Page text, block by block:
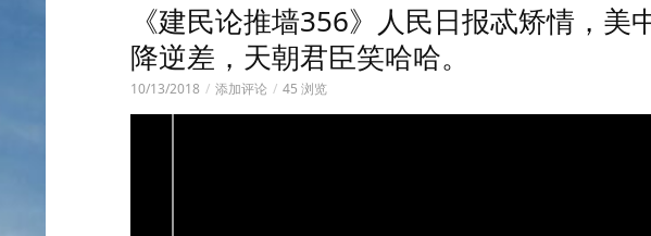
《建民论推墙356》人民日报忒矫情，美
降逆差，天朝君臣笑哈哈。
10/13/2018 添加评论 45 浏览